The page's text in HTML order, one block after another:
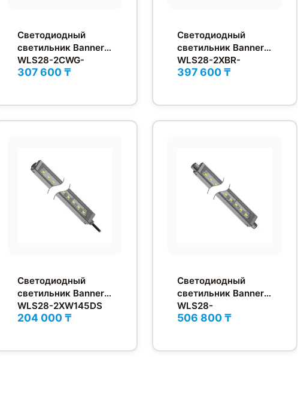
Светодиодный
светильник Banner
WLS28-2CWG-
285SQ
307 600 ₸
Светодиодный
светильник Banner
WLS28-2XBR-
570DXQ
397 600 ₸
Светодиодный
светильник Banner
WLS28-2XW145DS
204 000 ₸
Светодиодный
светильник Banner
WLS28-
2CW850DSPWMQ
506 800 ₸